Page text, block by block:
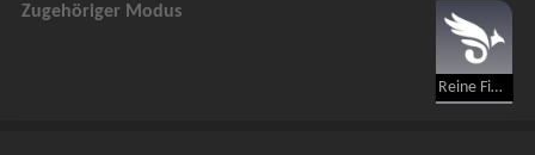
Zugehöriger Modus
Reine Fiktion